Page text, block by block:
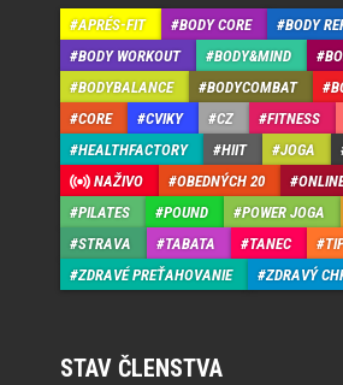
APRÉS-FIT BODY CORE
BODY
BODY WORKOUT
BODY&MIND
BODYBALANCE
BODYCOMBAT
CORE
CVIKY CZ FITNESS
HEALTHFACTORY
HIIT JOGA
NAŽIVO
OBEDNÝCH 20
PILATES
POUND POWER JOGA
STRAVA
TABATA TANEC
ZDRAVÉ PREŤAHOVANIE
ZDRAVÝ
STAV ČLENSTVA